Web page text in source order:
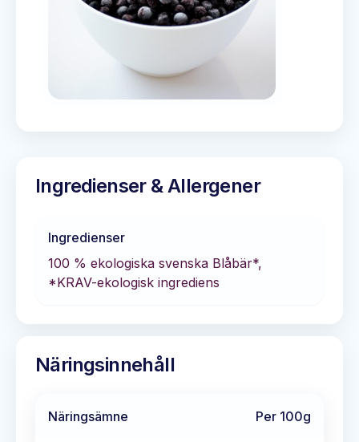
Ingredienser & Allergener
Ingredienser
100 % ekologiska svenska Blåbär*,
*KRAV-ekologisk ingrediens
Näringsinnehåll
Näringsämne Per 100g